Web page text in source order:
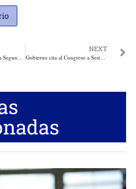
Inauguran un tramo de la Segunda Circunvalar en el Atlántico con la Vicepresidente y Mintransportes
NEXT
Gobierno cita al Congreso a Sesiones Extras a partir del 17 y hasta el 19 de Diciembre de 2018